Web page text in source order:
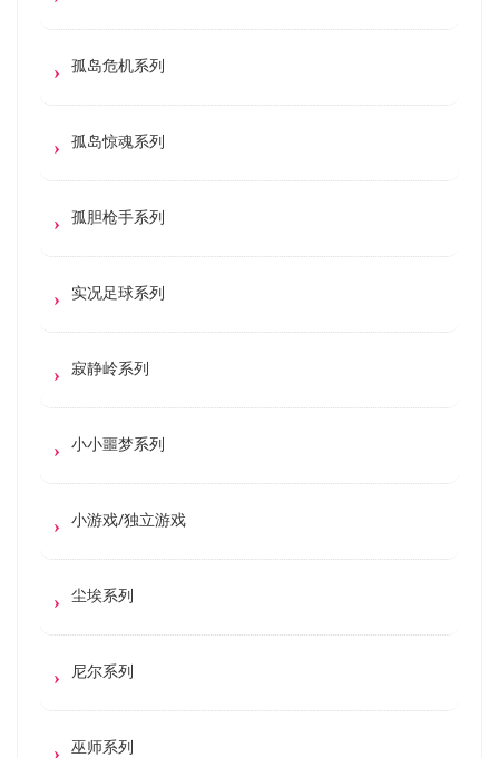
孤岛危机系列
孤岛惊魂系列
孤胆枪手系列
实况足球系列
寂静岭系列
小小噩梦系列
小游戏/独立游戏
尘埃系列
尼尔系列
巫师系列